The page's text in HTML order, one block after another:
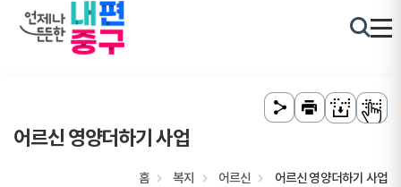
어르신 영양더하기 사업
홈 복지 어르신 어르신 영양더하기 사업